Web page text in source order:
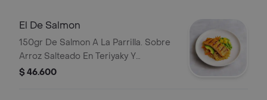
El De Salmon
150gr De Salmon A La Parrilla. Sobre
Arroz Salteado En Teriyaky Y
Almendras Garrapinadas,
$ 46.600